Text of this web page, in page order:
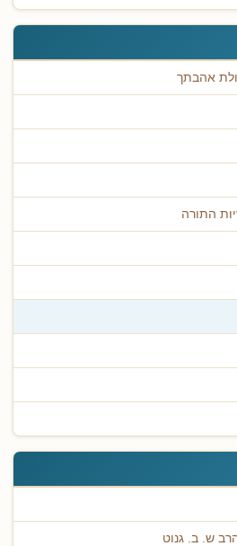
אהבתך
התורה
ש. ב. גנוט